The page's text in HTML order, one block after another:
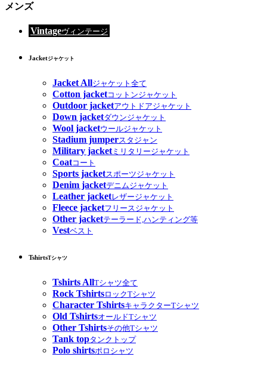
メンズ
Vintageヴィンテージ
Jacketジャケット
Jacket Allジャケット全て
Cotton jacketコットンジャケット
Outdoor jacketアウトドアジャケット
Down jacketダウンジャケット
Wool jacketウールジャケット
Stadium jumperスタジャン
Military jacketミリタリージャケット
Coatコート
Sports jacketスポーツジャケット
Denim jacketデニムジャケット
Leather jacketレザージャケット
Fleece jacketフリースジャケット
Other jacketテーラード,ハンティング等
Vestベスト
TshirtsTシャツ
Tshirts AllTシャツ全て
Rock TshirtsロックTシャツ
Character TshirtsキャラクターTシャツ
Old TshirtsオールドTシャツ
Other Tshirtsその他Tシャツ
Tank topタンクトップ
Polo shirtsポロシャツ